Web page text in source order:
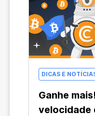
DICAS E
Ganhe
velocidade